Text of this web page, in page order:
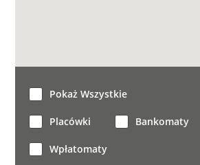
Pokaż Wszystkie
Placówki Bankomaty
Wpłatomaty